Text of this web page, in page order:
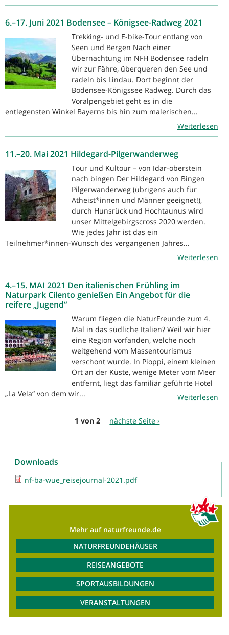
6.–17. Juni 2021 Bodensee – Königsee-Radweg 2021
Trekking- und E-bike-Tour entlang von
Seen und Bergen Nach einer
Übernachtung im NFH Bodensee radeln
wir zur Fähre, überqueren den See und
radeln bis Lindau. Dort beginnt der
Bodensee-Königssee Radweg. Durch das
Voralpengebiet geht es in die
entlegensten Winkel Bayerns bis hin zum malerischen...
Weiterlesen
11.–20. Mai 2021 Hildegard-Pilgerwanderweg
Tour und Kultour – von Idar-oberstein
nach bingen Der Hildegard von Bingen
Pilgerwanderweg (übrigens auch für
Atheist*innen und Männer geeignet!),
durch Hunsrück und Hochtaunus wird
unser Mittelgebirgscross 2020 werden.
Wie jedes Jahr ist das ein
Teilnehmer*innen-Wunsch des vergangenen Jahres...
Weiterlesen
4.–15. MAI 2021 Den italienischen Frühling im
Naturpark Cilento genießen Ein Angebot für die
reifere „Jugend“
Warum fliegen die NaturFreunde zum 4.
Mal in das südliche Italien? Weil wir hier
eine Region vorfanden, welche noch
weitgehend vom Massentourismus
verschont wurde. In Pioppi, einem kleinen
Ort an der Küste, wenige Meter vom Meer
entfernt, liegt das familiär geführte Hotel
„La Vela“ von dem wir...
Weiterlesen
1 von 2 nächste Seite ›
Downloads
nf-ba-wue_reisejournal-2021.pdf
Mehr auf naturfreunde.de
NATURFREUNDEHÄUSER
REISEANGEBOTE
SPORTAUSBILDUNGEN
VERANSTALTUNGEN